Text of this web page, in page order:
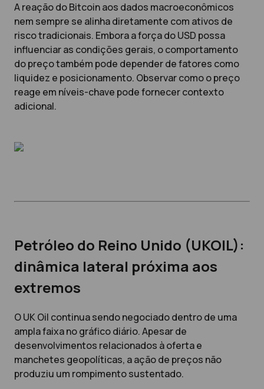
A reação do Bitcoin aos dados macroeconômicos
nem sempre se alinha diretamente com ativos de
risco tradicionais. Embora a força do USD possa
influenciar as condições gerais, o comportamento
do preço também pode depender de fatores como
liquidez e posicionamento. Observar como o preço
reage em níveis-chave pode fornecer contexto
adicional.
Petróleo do Reino Unido (UKOIL):
dinâmica lateral próxima aos
extremos
O UK Oil continua sendo negociado dentro de uma
ampla faixa no gráfico diário. Apesar de
desenvolvimentos relacionados à oferta e
manchetes geopolíticas, a ação de preços não
produziu um rompimento sustentado.